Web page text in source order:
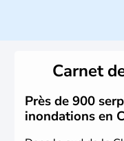
dynasties. La
jusqu'aux guerres
constituée comme
en 1945. Illustre
gardistes, la Chine a
de l'imprimerie à
Carnet
Près de 900
inondations en